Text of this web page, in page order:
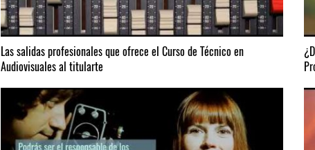
Las salidas profesionales que ofrece el Curso de Técnico en
Audiovisuales al titularte